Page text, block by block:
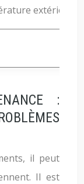
extérieure
:
il peut
Il est